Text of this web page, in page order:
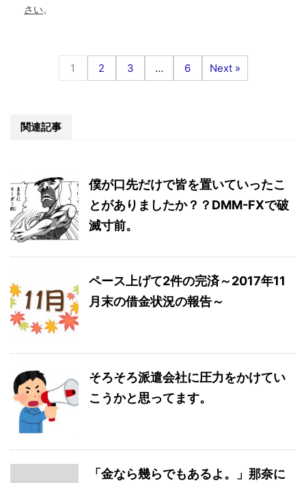
さい。
1 2 3 … 6 Next »
関連記事
僕が口先だけで皆を置いていったこ
とがありましたか？？DMM-FXで破
滅寸前。
ペース上げて2件の完済～2017年11
月末の借金状況の報告～
そろそろ派遣会社に圧力をかけてい
こうかと思ってます。
「金なら幾らでもあるよ。」那奈に